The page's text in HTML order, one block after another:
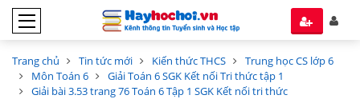
Trang chủ Tin tức mới Kiến thức THCS
Trung học CS lớp 6
Môn Toán 6
Giải Toán 6 SGK Kết nối Tri thức tập 1
Giải bài 3.53 trang 76 Toán 6 Tập 1 SGK Kết nối tri thức